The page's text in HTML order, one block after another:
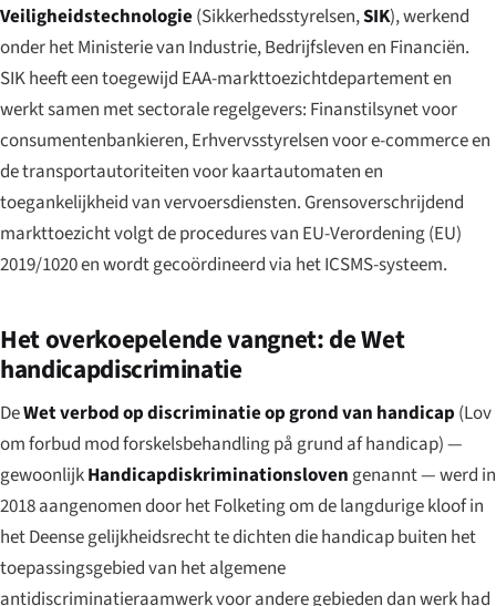
Veiligheidstechnologie(Sikkerhedsstyrelsen,SIK), werkend
onder het Ministerie van Industrie, Bedrijfsleven en Financiën.
SIK heeft een toegewijd EAA-markttoezichtdepartement en
werkt samen met sectorale regelgevers: Finanstilsynetvoor
consumentenbankieren,Erhvervsstyrelsenvoor e-commerce en
de transportautoriteiten voor kaartautomaten en
toegankelijkheid van vervoersdiensten. Grensoverschrijdend
markttoezicht volgt de procedures van EU-Verordening (EU)
2019/1020 en wordt gecoördineerd via het ICSMS-systeem.
Het overkoepelende vangnet: de Wet
handicapdiscriminatie
DeWet verbod op discriminatie op grond van handicap (Lov
om forbud mod forskelsbehandling på grund af handicap) —
gewoonlijkHandicapdiskriminationsloven genannt — werd in
2018 aangenomen door het Folketing om de langdurige kloof in
het Deense gelijkheidsrecht te dichten die handicap buiten het
toepassingsgebied van het algemene
antidiscriminatieraamwerk voor andere gebieden dan werk had